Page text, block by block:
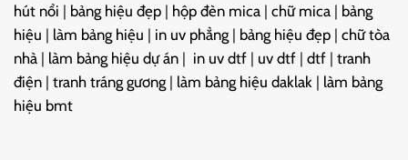
hút nổi | bảng hiệu đẹp | hộp đèn mica | chữ mica | bảng
hiệu | làm bảng hiệu | in uv phẳng | bảng hiệu đẹp | chữ tòa
nhà | làm bảng hiệu dự án | in uv dtf | uv dtf | dtf | tranh
điện | tranh tráng gương | làm bảng hiệu daklak | làm bảng
hiệu bmt